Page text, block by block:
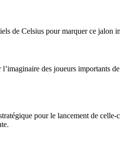
de Celsius pour marquer ce jalon
des joueurs importants
pour le lancement de celle-